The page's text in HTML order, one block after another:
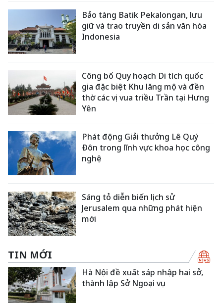
Bảo tàng Batik Pekalongan, lưu
giữ và trao truyền di sản văn hóa
Indonesia
Công bố Quy hoạch Di tích quốc
gia đặc biệt Khu lăng mộ và đền
thờ các vị vua triều Trần tại Hưng
Yên
Phát động Giải thưởng Lê Quý
Đôn trong lĩnh vực khoa học công
nghệ
Sáng tỏ diễn biến lịch sử
Jerusalem qua những phát hiện
mới
TIN MỚI
Hà Nội đề xuất sáp nhập hai sở,
thành lập Sở Ngoại vụ